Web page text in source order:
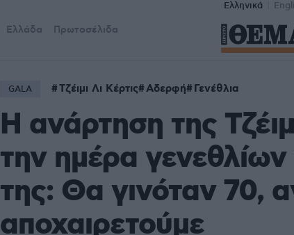
Ελληνικά
Ελλάδα Πρωτοσέλιδα
GALA Τζέιμι Λι Κέρτις Αδερφή Γενέθλια
Η ανάρτηση της
την ημέρα
της: Θα γινόταν 70,
αποχαιρετούμε